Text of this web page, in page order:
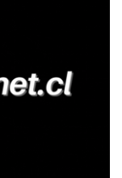
medio de la
empujado al